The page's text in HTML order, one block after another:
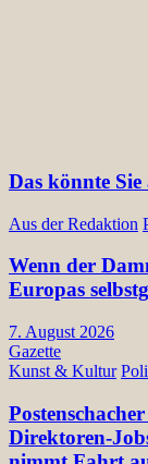
Das könnte Sie
Aus der Redaktion
Wenn der
Europas
7. August 2026
Gazette
Kunst & Kultur
Direktoren-